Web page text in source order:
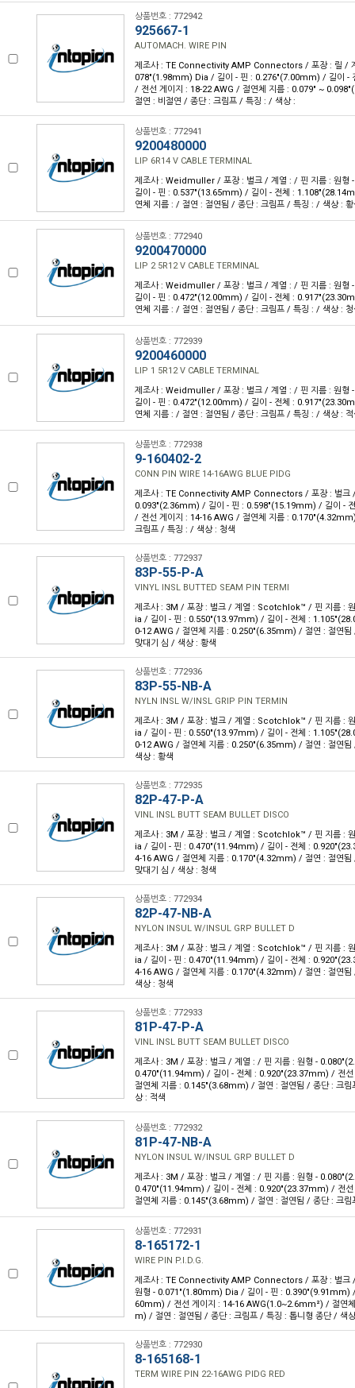
상품번호 : 772942
925667-1
AUTOMACH. WIRE PIN
제조사 : TE Connectivity AMP Connectors / 포장 : 릴 /
078"(1.98mm) Dia / 길이 - 핀 : 0.276"(7.00mm) / 길이 -
/ 전선 게이지 : 18-22 AWG / 절연체 지름 : 0.079" ~
절연 : 비절연 / 종단 : 크림프 / 특징 : / 색상 :
상품번호 : 772941
9200480000
LIP 6R14 V CABLE TERMINAL
제조사 : Weidmuller / 포장 : 벌크 / 계열 : / 핀 지름 : 원
길이 - 핀 : 0.537"(13.65mm) / 길이 - 전체 :
연체 지름 : / 절연 : 절연됨 / 종단 : 크림프 / 특징 : / 색상 : 황
상품번호 : 772940
9200470000
LIP 2 5R12 V CABLE TERMINAL
제조사 : Weidmuller / 포장 : 벌크 / 계열 : / 핀 지름 : 원
길이 - 핀 : 0.472"(12.00mm) / 길이 - 전체 :
연체 지름 : / 절연 : 절연됨 / 종단 : 크림프 / 특징 : / 색상 : 청
상품번호 : 772939
9200460000
LIP 1 5R12 V CABLE TERMINAL
제조사 : Weidmuller / 포장 : 벌크 / 계열 : / 핀 지름 : 원
길이 - 핀 : 0.472"(12.00mm) / 길이 - 전체 :
연체 지름 : / 절연 : 절연됨 / 종단 : 크림프 / 특징 : / 색상 : 적
상품번호 : 772938
9-160402-2
CONN PIN WIRE 14-16AWG BLUE PIDG
제조사 : TE Connectivity AMP Connectors / 포장 : 벌크
0.093"(2.36mm) / 길이 - 핀 : 0.598"(15.19mm) / 길이 -
/ 전선 게이지 : 14-16 AWG / 절연체 지름 :
크림프 / 특징 : / 색상 : 청색
상품번호 : 772937
83P-55-P-A
VINYL INSL BUTTED SEAM PIN TERMI
제조사 : 3M / 포장 : 벌크 / 계열 : Scotchlok™ / 핀 지름 :
ia / 길이 - 핀 : 0.550"(13.97mm) / 길이 - 전체 :
0-12 AWG / 절연체 지름 : 0.250"(6.35mm) / 절연 : 절연됨
맞대기 심 / 색상 : 황색
상품번호 : 772936
83P-55-NB-A
NYLN INSL W/INSL GRIP PIN TERMIN
제조사 : 3M / 포장 : 벌크 / 계열 : Scotchlok™ / 핀 지름 :
ia / 길이 - 핀 : 0.550"(13.97mm) / 길이 - 전체 :
0-12 AWG / 절연체 지름 : 0.250"(6.35mm) / 절연 : 절연
색상 : 황색
상품번호 : 772935
82P-47-P-A
VINL INSL BUTT SEAM BULLET DISCO
제조사 : 3M / 포장 : 벌크 / 계열 : Scotchlok™ / 핀 지름 :
ia / 길이 - 핀 : 0.470"(11.94mm) / 길이 - 전체 :
4-16 AWG / 절연체 지름 : 0.170"(4.32mm) / 절연 : 절연됨
맞대기 심 / 색상 : 청색
상품번호 : 772934
82P-47-NB-A
NYLON INSUL W/INSUL GRP BULLET D
제조사 : 3M / 포장 : 벌크 / 계열 : Scotchlok™ / 핀 지름 :
ia / 길이 - 핀 : 0.470"(11.94mm) / 길이 - 전체 :
4-16 AWG / 절연체 지름 : 0.170"(4.32mm) / 절연 : 절연
색상 : 청색
상품번호 : 772933
81P-47-P-A
VINL INSL BUTT SEAM BULLET DISCO
제조사 : 3M / 포장 : 벌크 / 계열 : / 핀 지름 : 원형 -
0.470"(11.94mm) / 길이 - 전체 : 0.920"(23.37mm) / 전선
절연체 지름 : 0.145"(3.68mm) / 절연 : 절연됨 / 종단 : 크림
상 : 적색
상품번호 : 772932
81P-47-NB-A
NYLON INSUL W/INSUL GRP BULLET D
제조사 : 3M / 포장 : 벌크 / 계열 : / 핀 지름 : 원형 -
0.470"(11.94mm) / 길이 - 전체 : 0.920"(23.37mm) / 전선
절연체 지름 : 0.145"(3.68mm) / 절연 : 절연됨 / 종단 : 크림
상품번호 : 772931
8-165172-1
WIRE PIN P.I.D.G.
제조사 : TE Connectivity AMP Connectors / 포장 : 벌크
원형 - 0.071"(1.80mm) Dia / 길이 - 핀 : 0.390"(9.91mm)
60mm) / 전선 게이지 : 14-16 AWG(1.0~2.6mm²) / 절연
m) / 절연 : 절연됨 / 종단 : 크림프 / 특징 : 톱니형 종단 / 색
상품번호 : 772930
8-165168-1
TERM WIRE PIN 22-16AWG PIDG RED